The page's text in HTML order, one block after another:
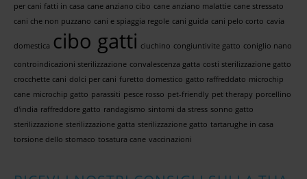
per cani fatti in casa cane anziano cibo cane anziano malattie cane stressato
cani che non puzzano cani e spiaggia regole cani guida cani pelo corto cavia
domestica cibo gatti ciuchino congiuntivite gatto coniglio nano
controindicazioni sterilizzazione convalescenza gatta costi sterilizzazione gatto
crocchette cani dolci per cani furetto domestico gatto raffreddato microchip
cane microchip gatto parassiti pesce rosso pet-friendly pet therapy porcellino
d'india raffreddore gatto randagismo sintomi da stress sonno gatto
sterilizzazione sterilizzazione gatta sterilizzazione gatto tartarughe in casa
torsione dello stomaco tosatura cane vaccinazioni